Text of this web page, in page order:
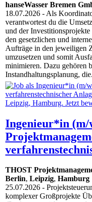
hanseWasser Bremen
18.07.2026 - Als
verantwortest du die
und der
den gesetzlichen und
Aufträge in den jeweiligen
umzusetzen und somit
minimieren. Dazu gehören
Instandhaltungsplanung,
Ingenieur*in (m/
THOST
Berlin, Leipzig, Hamburg
25.07.2026 -
komplexer Großprojekte